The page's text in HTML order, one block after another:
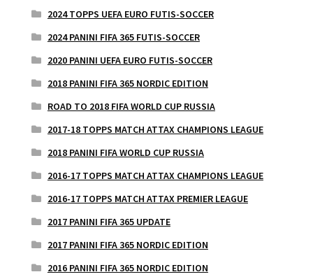
2024 TOPPS UEFA EURO FUTIS-SOCCER
2024 PANINI FIFA 365 FUTIS-SOCCER
2020 PANINI UEFA EURO FUTIS-SOCCER
2018 PANINI FIFA 365 NORDIC EDITION
ROAD TO 2018 FIFA WORLD CUP RUSSIA
2017-18 TOPPS MATCH ATTAX CHAMPIONS LEAGUE
2018 PANINI FIFA WORLD CUP RUSSIA
2016-17 TOPPS MATCH ATTAX CHAMPIONS LEAGUE
2016-17 TOPPS MATCH ATTAX PREMIER LEAGUE
2017 PANINI FIFA 365 UPDATE
2017 PANINI FIFA 365 NORDIC EDITION
2016 PANINI FIFA 365 NORDIC EDITION